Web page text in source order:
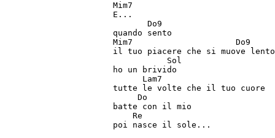
Mim7
E...
       Do9
quando sento
Mim7                     Do9
il tuo piacere che si muove lento
           Sol
ho un brivido
      Lam7
tutte le volte che il tuo cuore
     Do
batte con il mio
    Re
poi nasce il sole...